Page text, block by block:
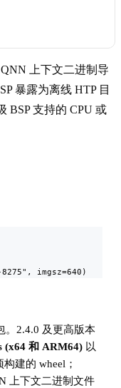
上下文二进制导
暴露为离线 HTP 目
BSP 支持的 CPU 或
imgsz=640)
。2.4.0 及更高版本
(x64 和 ARM64) 以
建的 wheel；
上下文二进制文件